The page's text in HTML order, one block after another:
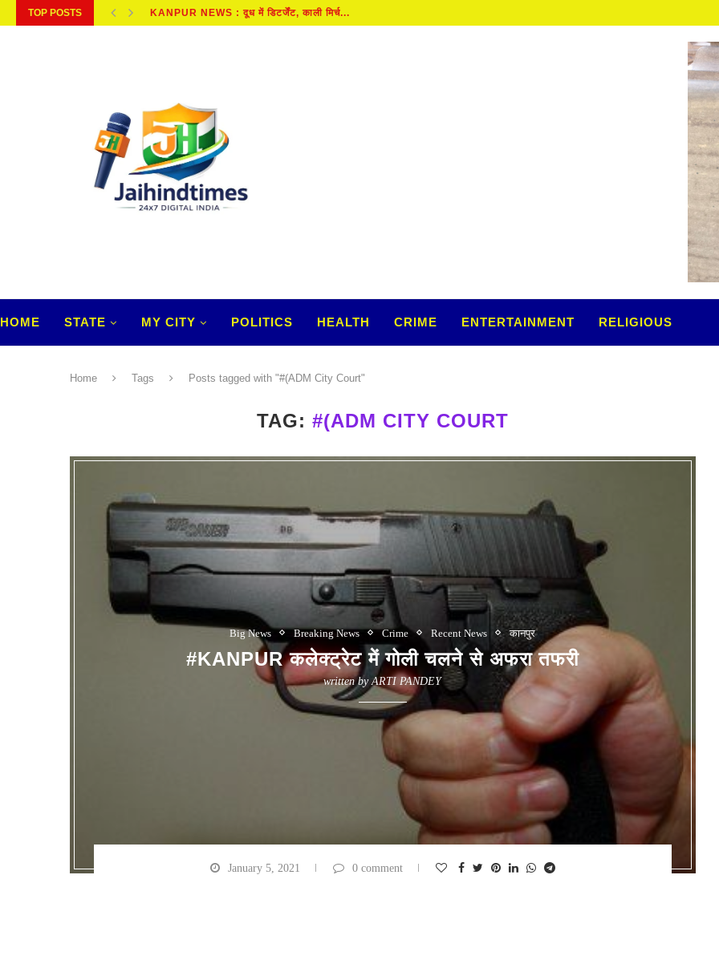
TOP POSTS शराब के सेवन से परेशानियों, पुराने दर्द और...
HOME STATE MY CITY POLITICS HEALTH CRIME ENTERTAINMENT RELIGIOUS
Home Tags Posts tagged with "#(ADM City Court"
TAG: #(ADM CITY COURT
Big News Breaking News Crime Recent News कानपुर
#KANPUR कलेक्ट्रेट में गोली चलने से अफरा तफरी
written byARTI PANDEY
January 5, 2021 0 comment